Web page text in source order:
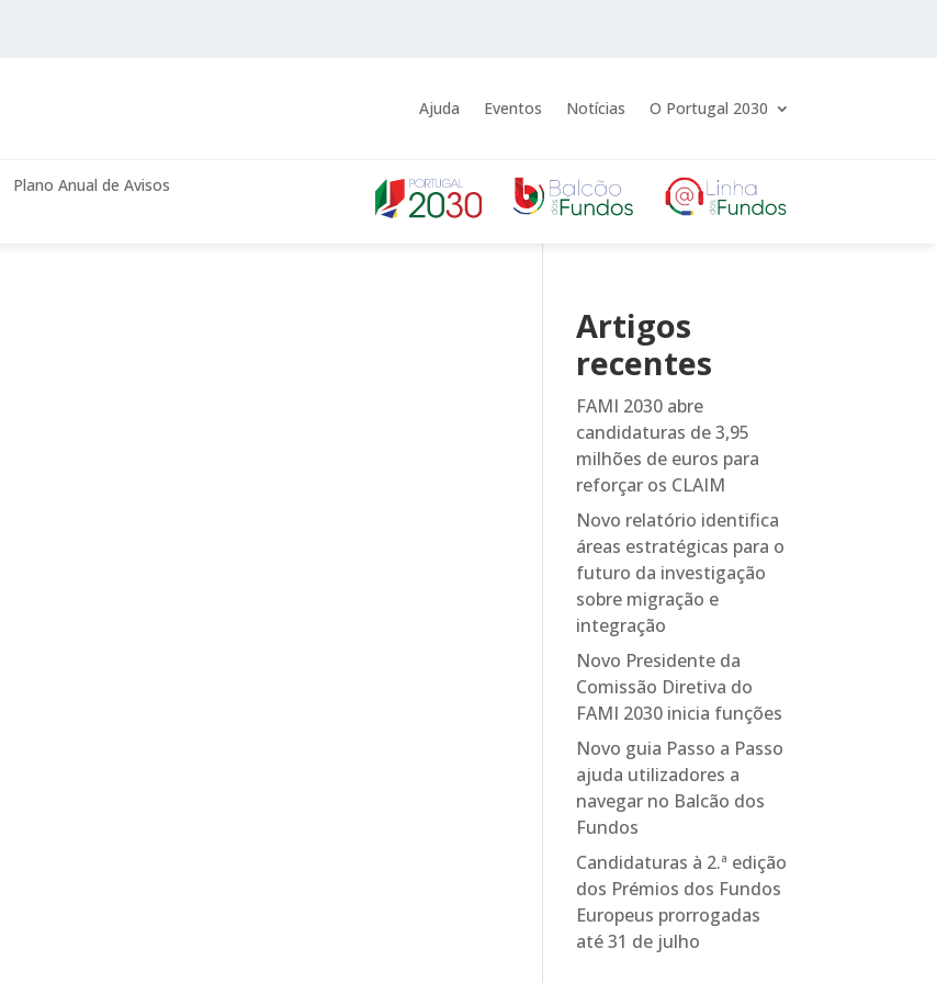
Ajuda Eventos Notícias O Portugal 2030
Plano Anual de Avisos
Artigos
recentes
FAMI 2030 abre
candidaturas de 3,95
milhões de euros para
reforçar os CLAIM
Novo relatório identifica
áreas estratégicas para o
futuro da investigação
sobre migração e
integração
Novo Presidente da
Comissão Diretiva do
FAMI 2030 inicia funções
Novo guia Passo a Passo
ajuda utilizadores a
navegar no Balcão dos
Fundos
Candidaturas à 2.ª edição
dos Prémios dos Fundos
Europeus prorrogadas
até 31 de julho